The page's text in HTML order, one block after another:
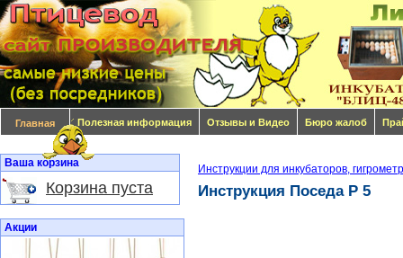
Главная Полезная информация Отзывы и Видео Бюро жалоб
Ваша корзина
Корзина пуста
Акции
Инструкции для инкубаторов,
Инструкция Поседа Р 5